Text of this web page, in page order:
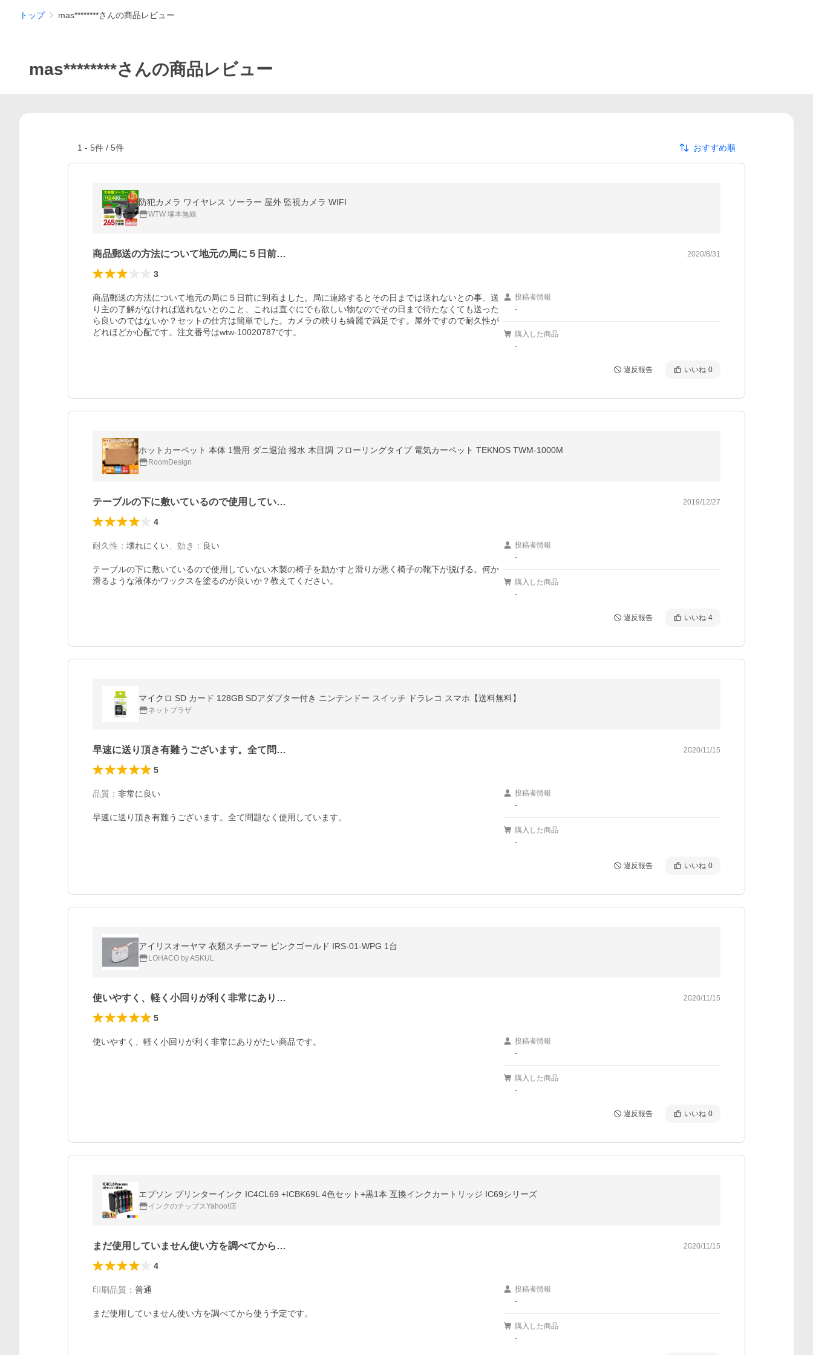
トップ mas********さんの商品レビュー
mas********さんの商品レビュー
1 - 5件 / 5件 おすすめ順
防犯カメラ ワイヤレス ソーラー 屋外 監視カメラ WIFI
WTW 塚本無線
商品郵送の方法について地元の局に５日前… 2020/8/31
3
商品郵送の方法について地元の局に５日前に到着ました。局に連絡するとその日までは送れないとの事、送
り主の了解がなければ送れないとのこと、これは直ぐにでも欲しい物なのでその日まで待たなくても送った
ら良いのではないか？セットの仕方は簡単でした。カメラの映りも綺麗で満足です。屋外ですので耐久性が
どれほどか心配です。注文番号はwtw-10020787です。
投稿者情報
-
購入した商品
-
違反報告 いいね 0
ホットカーペット 本体 1畳用 ダニ退治 撥水 木目調 フローリングタイプ 電気カーペット TEKNOS TWM-1000M
RoomDesign
テーブルの下に敷いているので使用してい… 2019/12/27
4
耐久性 ： 壊れにくい 効き ： 良い
テーブルの下に敷いているので使用していない木製の椅子を動かすと滑りが悪く椅子の靴下が脱げる。何か
滑るような液体かワックスを塗るのが良いか？教えてください。
投稿者情報
-
購入した商品
-
違反報告 いいね 4
マイクロ SD カード 128GB SDアダプター付き ニンテンドー スイッチ ドラレコ スマホ【送料無料】
ネットプラザ
早速に送り頂き有難うございます。全て問… 2020/11/15
5
品質 ： 非常に良い
早速に送り頂き有難うございます。全て問題なく使用しています。
投稿者情報
-
購入した商品
-
違反報告 いいね 0
アイリスオーヤマ 衣類スチーマー ピンクゴールド IRS-01-WPG 1台
LOHACO by ASKUL
使いやすく、軽く小回りが利く非常にあり… 2020/11/15
5
使いやすく、軽く小回りが利く非常にありがたい商品です。
投稿者情報
-
購入した商品
-
違反報告 いいね 0
エプソン プリンターインク IC4CL69 +ICBK69L 4色セット+黒1本 互換インクカートリッジ IC69シリーズ
インクのチップスYahoo!店
まだ使用していません使い方を調べてから… 2020/11/15
4
印刷品質 ： 普通
まだ使用していません使い方を調べてから使う予定です。
投稿者情報
-
購入した商品
-